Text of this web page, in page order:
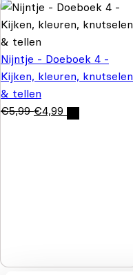
Nijntje - Doeboek 4 -
Kijken, kleuren, knutselen
& tellen
€5,99 €4,99